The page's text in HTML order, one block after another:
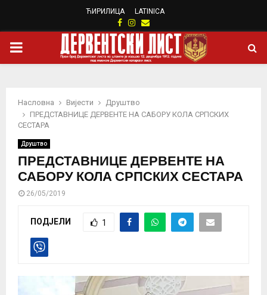
ЋИРИЛИЦА LATINICA
Facebook
Instagram
Email
PRIMARY
Насловна Вијести
Друштво
ПРЕДСТАВНИЦЕ ДЕРВЕНТЕ НА САБОРУ КОЛА СРПСКИХ
СЕСТАРА
Друштво
ПРЕДСТАВНИЦЕ ДЕРВЕНТЕ НА
САБОРУ КОЛА СРПСКИХ СЕСТАРА
26/05/2019
ПОДЈЕЛИ 1